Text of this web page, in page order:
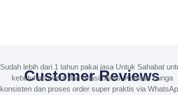
Customer Reviews
Sudah lebih dari 1 tahun pakai jasa Untuk Sahabat
kebutuhan event dan relasi bisnis. Kualitas bunga
konsisten dan proses order super praktis via